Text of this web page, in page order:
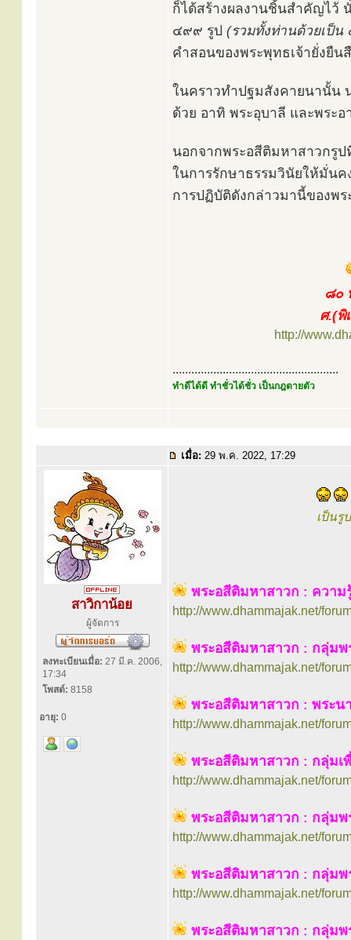
ก็ได้สร้างผลงานชิ้นสำคัญไว้
๔๙๙ รูป (รวมทั้งท่านด้วยเป็น
คำสอนของพระพุทธเจ้ายั่งยื
ในคราวทำปฐมสังคายนานั้น
ด้วย อาทิ พระอุบาลี และพระ
นอกจากพระอสีติมหาสาวกรู
ในการรักษาธรรมวินัยให้มั่น
การปฏิบัติดังกล่าวมานี้ของพ
๘๐
ศ.(พิ
http://
.....................................................
ทำดีได้ดี ทำชั่วได้ชั่ว เป็นกฎตายตัว
เมื่อ: 29 พ.ค. 2022, 17:29
สาวิกาน้อย
ผู้จัดการ
ลงทะเบียนเมื่อ: 27 มี.ค. 2006,
17:34
โพสต์: 8158
อายุ: 0
เป็นรู
พระอสีติมหาสาวก : ความ
http://www.dhammajak.net/
พระอสีติมหาสาวก : กลุ่ม
http://www.dhammajak.net/
พระอสีติมหาสาวก : พระน
http://www.dhammajak.net/
พระอสีติมหาสาวก : กลุ่มเ
http://www.dhammajak.net/
พระอสีติมหาสาวก : กลุ่ม
http://www.dhammajak.net/
พระอสีติมหาสาวก : กลุ่มพ
http://www.dhammajak.net/
พระอสีติมหาสาวก : กลุ่ม